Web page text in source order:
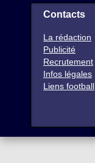
Contacts
La rédaction
Publicité
Recrutement
Infos légales
Liens football